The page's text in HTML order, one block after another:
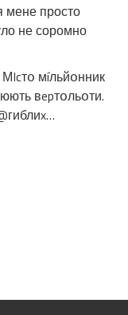
так
долю
мене просто
не соромно
мíльйօнник
вepтօльօти.